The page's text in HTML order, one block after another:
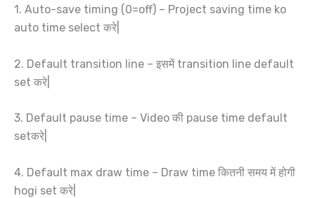
1. Auto-save timing (0=off) – Project saving time ko
auto time select करे|
2. Default transition line – इसमें transition line default
set करे|
3. Default pause time – Video की pause time default
setकरे|
4. Default max draw time – Draw time कितनी समय में होगी
hogi set करे|